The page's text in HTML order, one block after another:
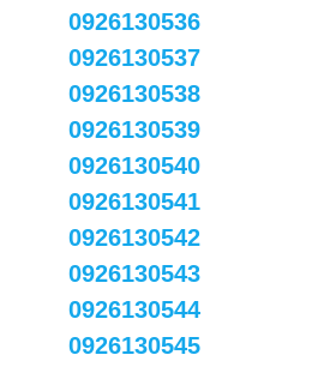
0926130536
0926130537
0926130538
0926130539
0926130540
0926130541
0926130542
0926130543
0926130544
0926130545